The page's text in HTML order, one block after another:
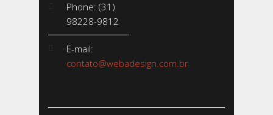
Phone: (31)
98228-9812
E-mail:
contato@webadesign.com.br